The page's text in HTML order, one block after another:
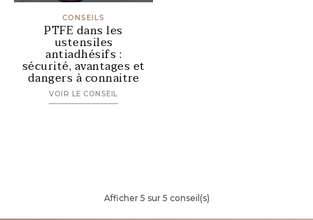
CONSEILS
PTFE dans les
ustensiles
antiadhésifs :
sécurité, avantages et
dangers à connaitre
VOIR LE CONSEIL
Afficher 5 sur 5 conseil(s)